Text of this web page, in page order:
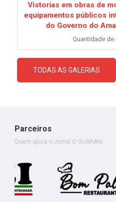
Vistorias em obras de
equipamentos públicos
do Governo do
Quantidade de
TODAS AS GALERIAS
Parceiros
Quem apoia o Jornal O GUARANI